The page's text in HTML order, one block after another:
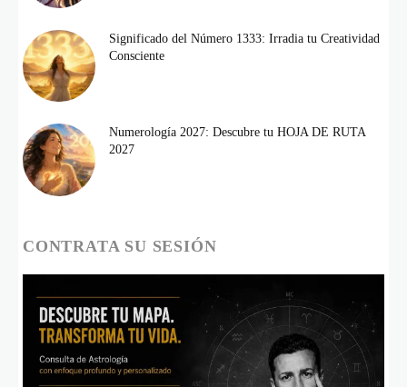
Significado del Número 1333: Irradia tu Creatividad
Consciente
Numerología 2027: Descubre tu HOJA DE RUTA
2027
CONTRATA SU SESIÓN